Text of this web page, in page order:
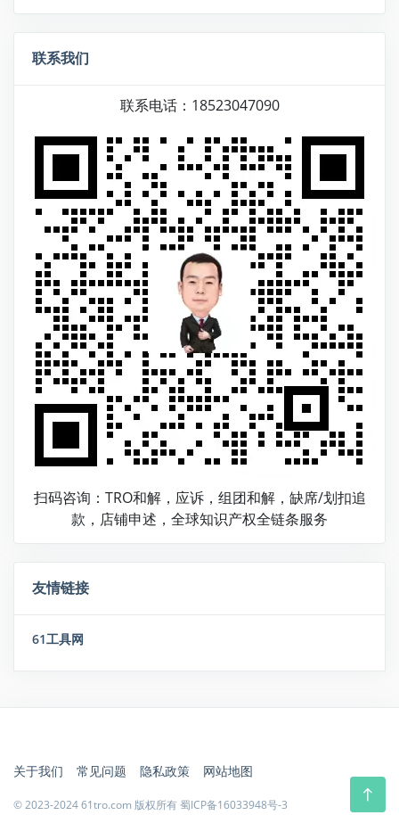
联系我们
联系电话：18523047090
扫码咨询：TRO和解，应诉，组团和解，缺席/划扣追
款，店铺申述，全球知识产权全链条服务
友情链接
61工具网
© 2023-2024 61tro.com 版权所有蜀ICP备16033948号-3
关于我们 常见问题 隐私政策 网站地图